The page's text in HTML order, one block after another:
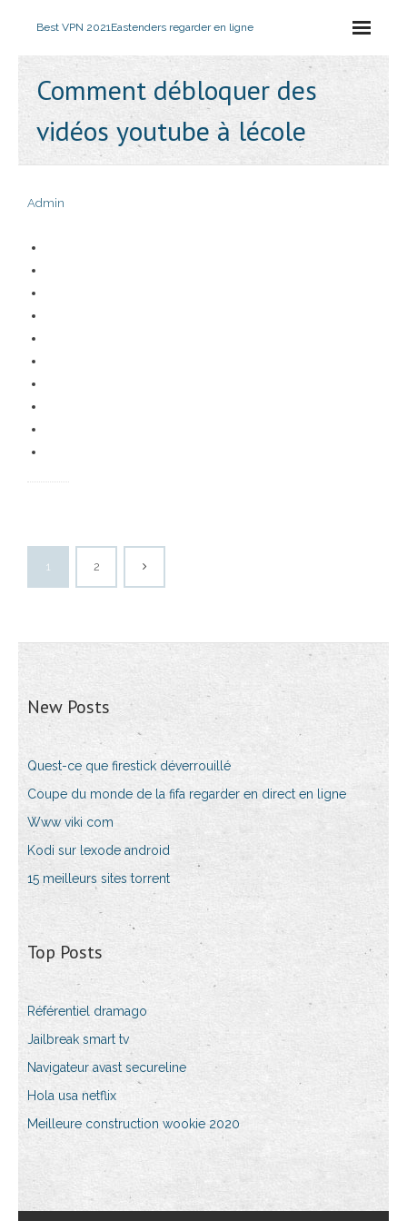
Best VPN 2021Eastenders regarder en ligne
Comment débloquer des
vidéos youtube à lécole
Admin
1 2
New Posts
Quest-ce que firestick déverrouillé
Coupe du monde de la fifa regarder en direct en ligne
Www viki com
Kodi sur lexode android
15 meilleurs sites torrent
Top Posts
Référentiel dramago
Jailbreak smart tv
Navigateur avast secureline
Hola usa netflix
Meilleure construction wookie 2020